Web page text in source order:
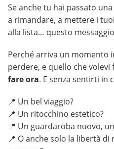
Se anche tu hai passato
a rimandare, a mettere i
alla lista… questo
Perché arriva un momento
perdere, e quello che volevi
fare ora. E senza sentirti in
📍 Un bel viaggio?
📍 Un ritocchino estetico?
📍 Un guardaroba nuovo,
📍 O anche solo la libertà